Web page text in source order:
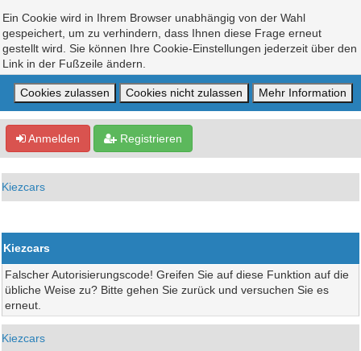
Ein Cookie wird in Ihrem Browser unabhängig von der Wahl
gespeichert, um zu verhindern, dass Ihnen diese Frage erneut
gestellt wird. Sie können Ihre Cookie-Einstellungen jederzeit über den
Link in der Fußzeile ändern.
Anmelden Registrieren
Kiezcars
Kiezcars
Falscher Autorisierungscode! Greifen Sie auf diese Funktion auf die
übliche Weise zu? Bitte gehen Sie zurück und versuchen Sie es
erneut.
Kiezcars